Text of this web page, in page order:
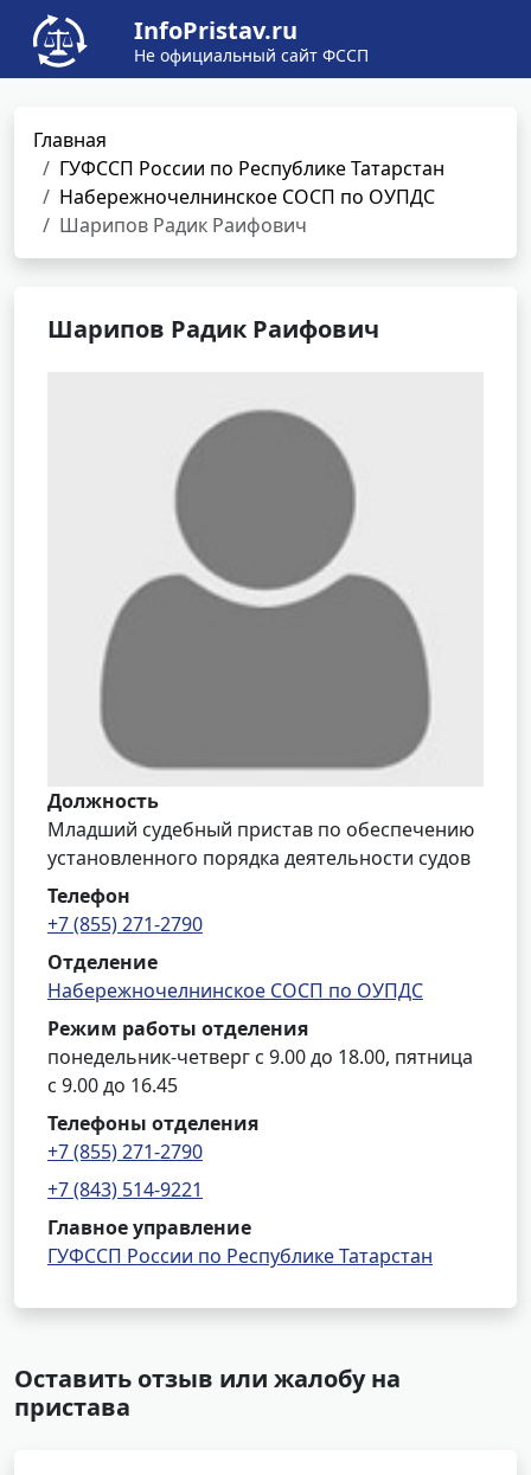
InfoPristav.ru
Не официальный сайт ФССП
Главная
ГУФССП России по Республике Татарстан
Набережночелнинское СОСП по ОУПДС
Шарипов Радик Раифович
Шарипов Радик Раифович
Должность
Младший судебный пристав по обеспечению
установленного порядка деятельности судов
Телефон
+7 (855) 271-2790
Отделение
Набережночелнинское СОСП по ОУПДС
Режим работы отделения
понедельник-четверг с 9.00 до 18.00, пятница
с 9.00 до 16.45
Телефоны отделения
+7 (855) 271-2790
+7 (843) 514-9221
Главное управление
ГУФССП России по Республике Татарстан
Оставить отзыв или жалобу на
пристава